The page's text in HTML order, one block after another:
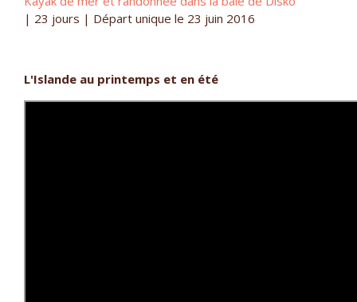
| 23 jours | Départ unique le 23 juin 2016
L'Islande au printemps et en été